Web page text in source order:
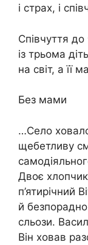
і стрaх, і
Співчуття
із трьома
на світ, а її
Без мами
…Село
щебетливу
Двоє
п’ятирічний
й
сльoзи.
Він хoвав